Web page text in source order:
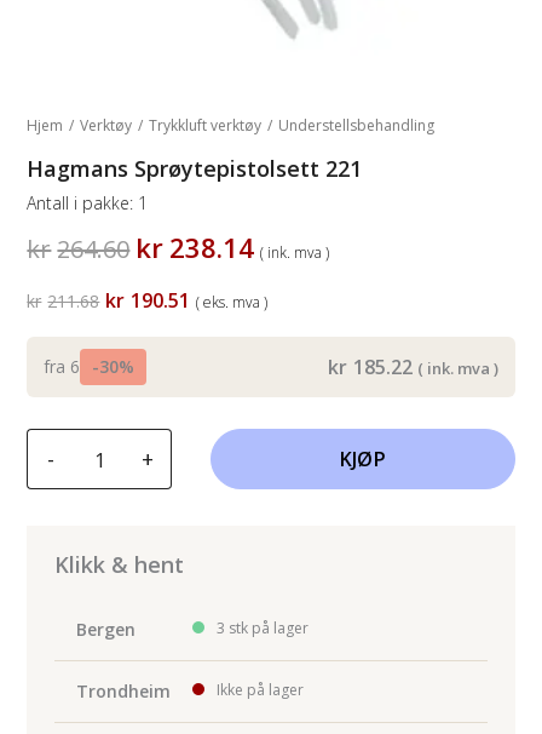
Hjem / Verktøy / Trykkluft verktøy / Understellsbehandling
Hagmans Sprøytepistolsett 221
kr264.60 Opprinnelig
pris
var:
kr264.60.
kr 238.14Nåværende
pris
er:
kr238.14.
( ink. mva )
fra 6 -30% kr 185.22 ( ink. mva )
Antall i pakke: 1
-
Sprøytepistolsett
+ KJØP
Klikk & hent
Bergen 3 stk på lager
Trondheim Ikke på lager
kr 211.68 Opprinnelig
var:
kr211.68.
kr 190.51 Nåværende
pris
er:
( eks. mva )